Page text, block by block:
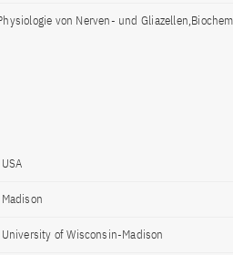
von Nerven- und
USA
Madison
University of Wisconsin-Madison